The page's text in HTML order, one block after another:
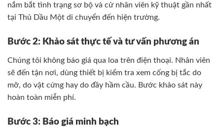
nắm bắt tình trạng sơ bộ và cử nhân viên kỹ thuật gần nhất
tại Thủ Dầu Một di chuyển đến hiện trường.
Bước 2: Khảo sát thực tế và tư vấn phương án
Chúng tôi không báo giá qua loa trên điện thoại. Nhân viên
sẽ đến tận nơi, dùng thiết bị kiểm tra xem cống bị tắc do
mỡ, do vật cứng hay do đầy hầm cầu. Bước khảo sát này
hoàn toàn miễn phí.
Bước 3: Báo giá minh bạch